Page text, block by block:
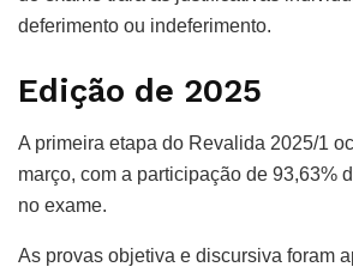
deferimento ou indeferimento.
Edição de 2025
A primeira etapa do Revalida 2025/1
março, com a participação de 93,63%
no exame.
As provas objetiva e discursiva foram